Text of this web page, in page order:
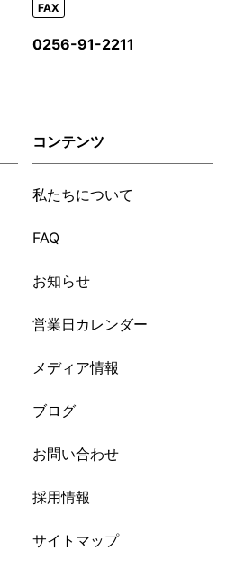
FAX
0256-91-2211
コンテンツ
私たちについて
FAQ
お知らせ
営業日カレンダー
メディア情報
ブログ
お問い合わせ
採用情報
サイトマップ